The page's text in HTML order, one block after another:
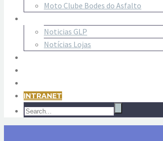
Moto Clube Bodes do Asfalto
Noticias GLP
Notícias Lojas
INTRANET